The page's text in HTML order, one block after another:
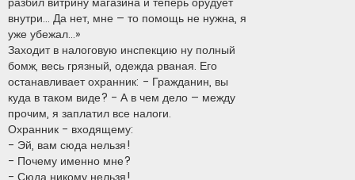
внутри… Да нет, мне – то помощь не нужна, я
уже убежал…»
Заходит в налоговую инспекцию ну полный
бомж, весь грязный, одежда рваная. Его
останавливает охранник: - Гражданин, вы
куда в таком виде? - А в чем дело – между
прочим, я заплатил все налоги.
Охранник - входящему:
- Эй, вам сюда нельзя!
- Почему именно мне?